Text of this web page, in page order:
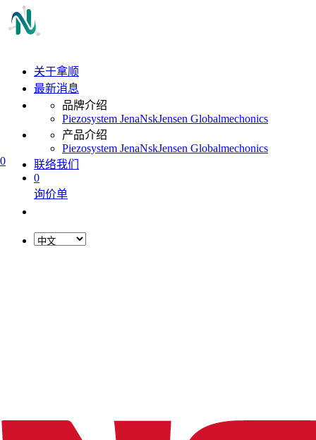
0
关于拿顺
最新消息
品牌介绍
Piezosystem JenaNskJensen Globalmechonics
产品介绍
Piezosystem JenaNskJensen Globalmechonics
联络我们
0
询价单